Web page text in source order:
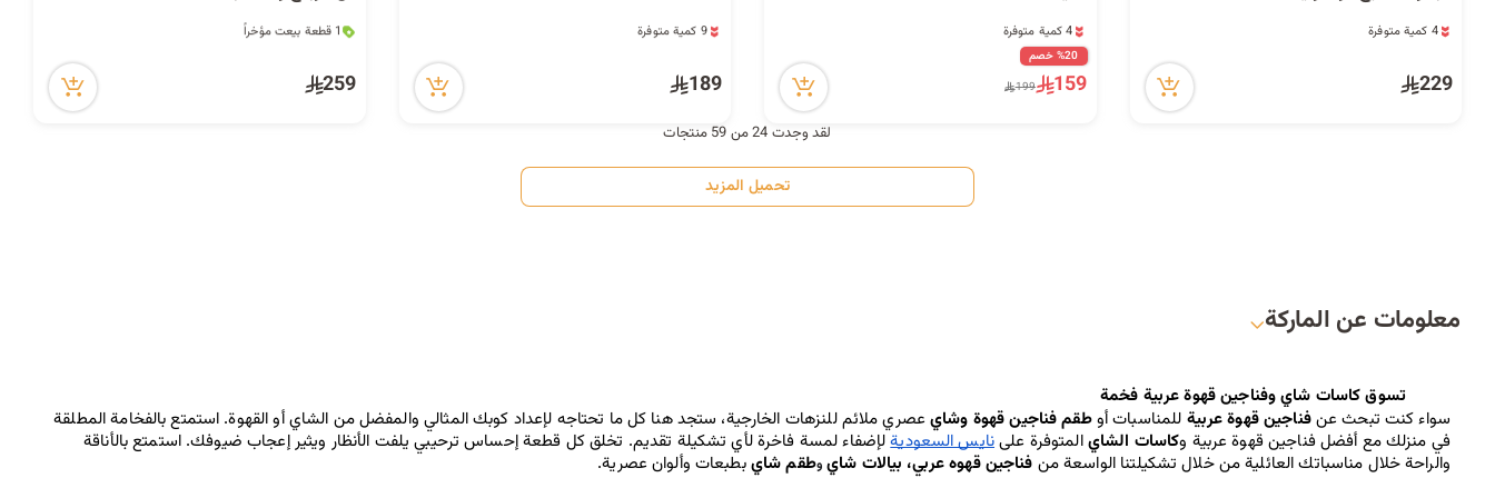
23 مشاهدة مؤخراً
23 مشاهدة مؤخراً
229
1 قطعة بيعت مؤخراً
41 مشاهدة مؤخراً
4 كمية متوفرة
%20 خصم
159
199
1 قطعة بيعت مؤخراً
9 كمية متوفرة
66 مشاهدة مؤخراً
189
209 مشاهدة مؤخراً
209 مشاهدة مؤخراً
259
لقد وجدت 24 من 59 منتجات
تحميل المزيد
معلومات عن الماركة
تسوق كاسات شاي وفناجين قهوة عربية فخمة
سواء كنت تبحث عن فناجين قهوة عربية للمناسبات أو طقم فناجين قهوة وشاي
عصري ملائم للنزهات الخارجية، ستجد هنا كل ما تحتاجه لإعداد كوبك المثالي والمفضل من الشاي أو القهوة. استمتع بالفخامة المطلقة
في منزلك مع أفضل فناجين قهوة عربية وكاسات الشاي المتوفرة على نايس السعودية
لإضفاء لمسة فاخرة لأي تشكيلة تقديم. تخلق كل قطعة إحساس ترحيبي يلفت الأنظار ويثير إعجاب ضيوفك. استمتع بالأناقة
والراحة خلال مناسباتك العائلية من خلال تشكيلتنا الواسعة من فناجين قهوه عربي، بيالات شاي وطقم شاي بطبعات وألوان عصرية.